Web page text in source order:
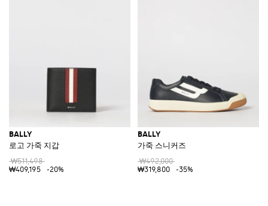
BALLY
로고 가죽 지갑
₩511,498
₩409,195
-20%
BALLY
가죽 스니커즈
₩492,000
₩319,800
-35%